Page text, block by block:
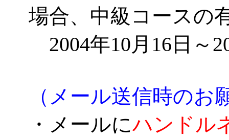
場合、中級コースの
2004年10月16日～
（メール送信時のお
・メールにハンドル